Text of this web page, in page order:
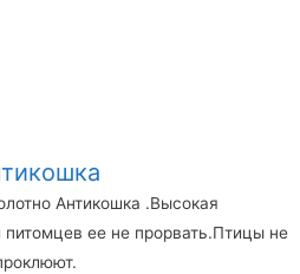
Антикошка .Высокая
питомцев ее не прорвать.Птицы не